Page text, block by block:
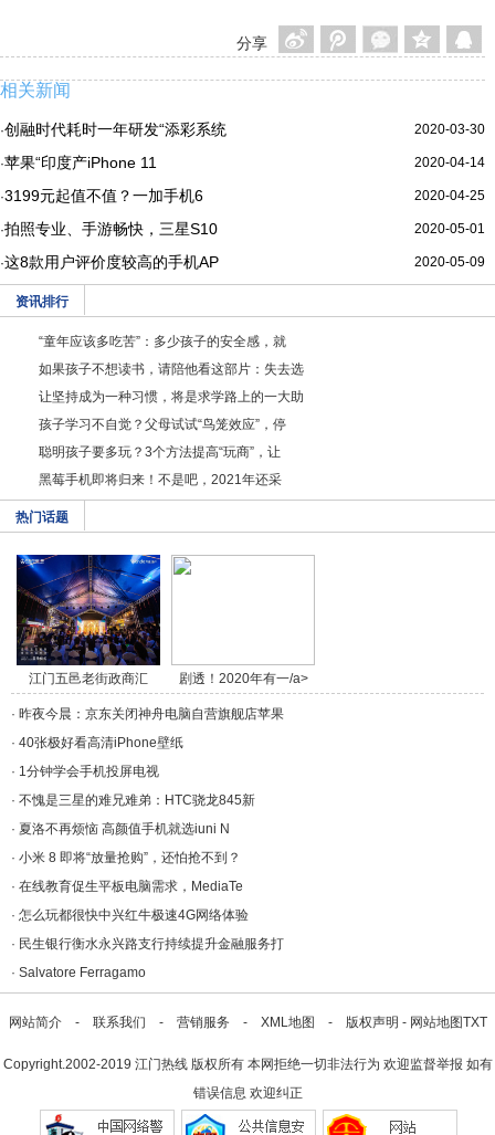
分享
相关新闻
2020-03-30
·创融时代耗时一年研发“添彩系统
2020-04-14
·苹果“印度产iPhone 11
2020-04-25
·3199元起值不值？一加手机6
2020-05-01
·拍照专业、手游畅快，三星S10
2020-05-09
·这8款用户评价度较高的手机AP
资讯排行
“童年应该多吃苦”：多少孩子的安全感，就
如果孩子不想读书，请陪他看这部片：失去选
让坚持成为一种习惯，将是求学路上的一大助
孩子学习不自觉？父母试试“鸟笼效应”，停
聪明孩子要多玩？3个方法提高“玩商”，让
黑莓手机即将归来！不是吧，2021年还采
热门话题
江门五邑老街政商汇
聚/a>
剧透！2020年有一/a>
· 昨夜今晨：京东关闭神舟电脑自营旗舰店苹果
· 40张极好看高清iPhone壁纸
· 1分钟学会手机投屏电视
· 不愧是三星的难兄难弟：HTC骁龙845新
· 夏洛不再烦恼 高颜值手机就选iuni N
· 小米 8 即将“放量抢购”，还怕抢不到？
· 在线教育促生平板电脑需求，MediaTe
· 怎么玩都很快中兴红牛极速4G网络体验
· 民生银行衡水永兴路支行持续提升金融服务打
· Salvatore Ferragamo
网站简介- 联系我们 - 营销服务 - XML地图 - 版权声明 - 网站地图TXT
Copyright.2002-2019 江门热线版权所有 本网拒绝一切非法行为 欢迎监督举报 如有
错误信息 欢迎纠正